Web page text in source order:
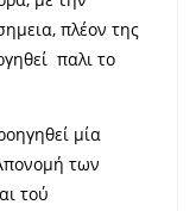
πλέον της
παλι το
μία
των
τού